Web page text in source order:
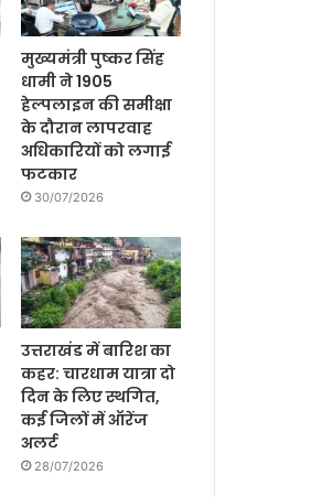
मुख्यमंत्री पुष्कर सिंह
धामी ने 1905
हेल्पलाइन की समीक्षा
के दौरान लापरवाह
अधिकारियों को लगाई
फटकार
30/07/2026
उत्तराखंड में बारिश का
कहर: चारधाम यात्रा दो
दिन के लिए स्थगित,
कई जिलों में ऑरेंज
अलर्ट
28/07/2026